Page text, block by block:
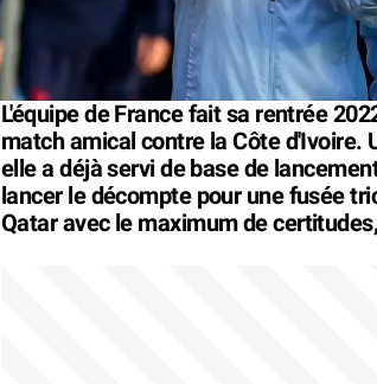
L'équipe de France fait sa rentrée
match amical contre la Côte d'Ivoire.
elle a déjà servi de base de
lancer le décompte pour une fusée
Qatar avec le maximum de